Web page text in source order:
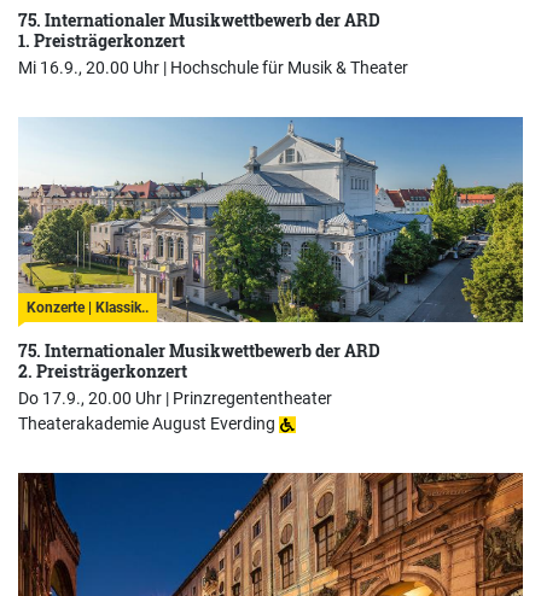
75. Internationaler Musikwettbewerb der ARD
1. Preisträgerkonzert
Mi 16.9., 20.00 Uhr | Hochschule für Musik & Theater
Konzerte | Klassik..
75. Internationaler Musikwettbewerb der ARD
2. Preisträgerkonzert
Do 17.9., 20.00 Uhr | Prinzregententheater
Theaterakademie August Everding